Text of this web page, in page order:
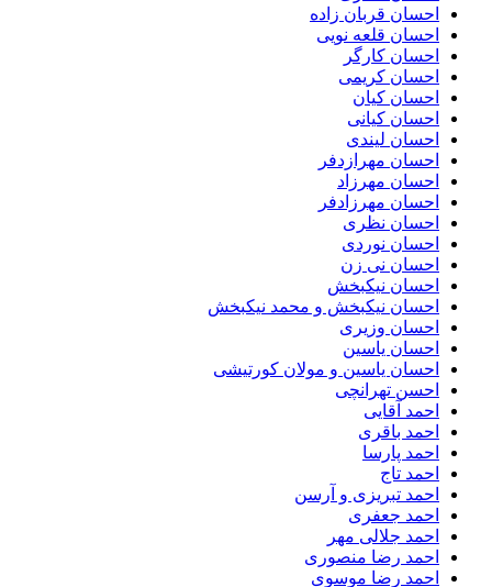
احسان قربان زاده
احسان قلعه نویی
احسان کارگر
احسان کریمی
احسان کیان
احسان کیانی
احسان لیندی
احسان مهرازدفر
احسان مهرزاد
احسان مهرزادفر
احسان نظری
احسان نوردی
احسان نی زن
احسان نیکبخش
احسان نیکبخش و محمد نیکبخش
احسان وزیری
احسان یاسین
احسان یاسین و مولان کورتیشی
احسن تهرانچی
احمد آقایی
احمد باقری
احمد پارسا
احمد تاج
احمد تبریزی و آرسن
احمد جعفری
احمد جلالی مهر
احمد رضا منصوری
احمد رضا موسوی